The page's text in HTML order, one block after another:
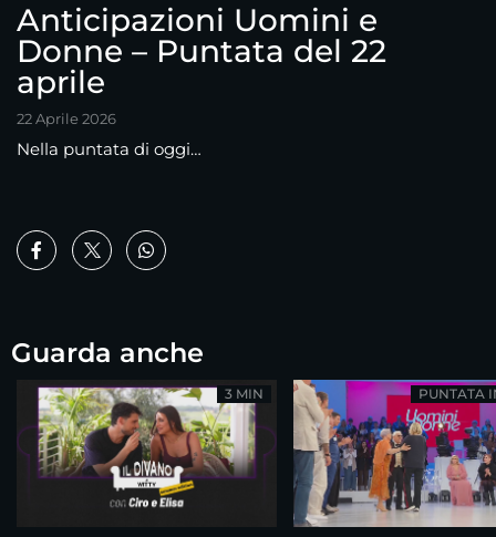
Anticipazioni Uomini e
Donne – Puntata del 22
aprile
22 Aprile 2026
Nella puntata di oggi…
Guarda anche
3 MIN PUNTATA